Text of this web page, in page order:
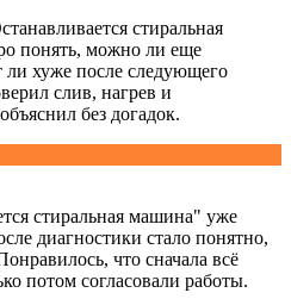
стиральная
понять, можно ли еще
ли хуже после следующего
слив, нагрев и
без догадок.
стиральная машина" уже
диагностики стало понятно,
что сначала всё
потом согласовали работы.